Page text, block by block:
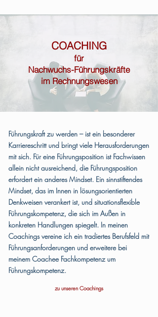
COACHING
für
Nachwuchs-Führungskräfte
im Rechnungswesen
Führungskraft zu werden – ist ein besonderer
Karriereschritt und bringt viele Herausforderungen
mit sich. Für eine Führungsposition ist Fachwissen
allein nicht ausreichend, die Führungsposition
erfordert ein anderes Mindset. Ein sinnstiftendes
Mindset, das im Innen in lösungsorientierten
Denkweisen verankert ist, und situationsflexible
Führungskompetenz, die sich im Außen in
konkreten Handlungen spiegelt. In meinen
Coachings vereine ich ein tradiertes Berufsfeld mit
Führungsanforderungen und erweitere bei
meinem Coachee Fachkompetenz um
Führungskompetenz.
zu unseren Coachings